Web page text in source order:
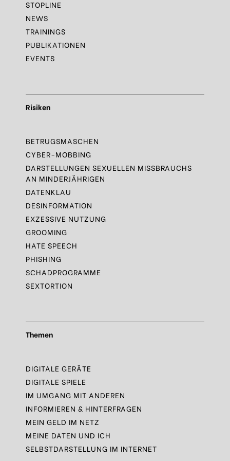
STOPLINE
NEWS
TRAININGS
PUBLIKATIONEN
EVENTS
Risiken
BETRUGSMASCHEN
CYBER-MOBBING
DARSTELLUNGEN SEXUELLEN MISSBRAUCHS
AN MINDERJÄHRIGEN
DATENKLAU
DESINFORMATION
EXZESSIVE NUTZUNG
GROOMING
HATE SPEECH
PHISHING
SCHADPROGRAMME
SEXTORTION
Themen
DIGITALE GERÄTE
DIGITALE SPIELE
IM UMGANG MIT ANDEREN
INFORMIEREN & HINTERFRAGEN
MEIN GELD IM NETZ
MEINE DATEN UND ICH
SELBSTDARSTELLUNG IM INTERNET